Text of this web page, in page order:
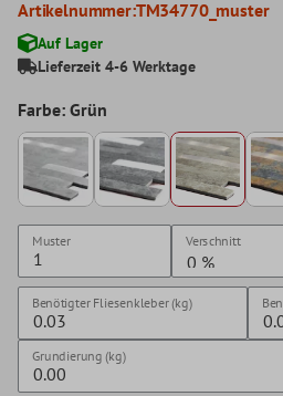
Artikelnummer:TM34770_muster
Auf Lager
Lieferzeit 4-6 Werktage
Farbe: Grün
Muster Verschnitt
Benötigter Fliesenkleber (kg)
Grundierung (kg)